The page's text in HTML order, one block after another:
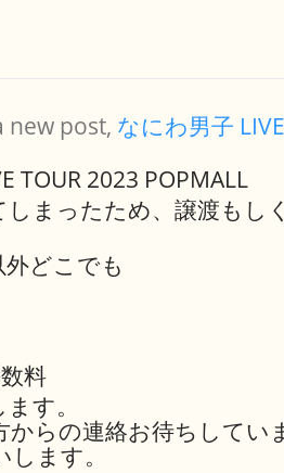
new post, なにわ男子
TOUR 2023 POPMALL
まったため、譲渡もし
どこでも
料
す。
らの連絡お待ちしてい
ます。